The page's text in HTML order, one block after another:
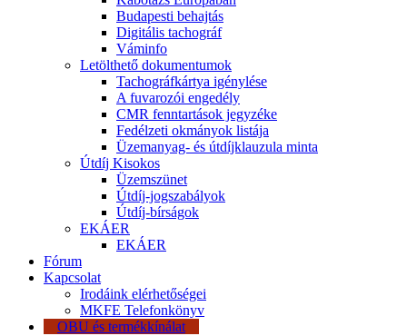
Budapesti behajtás
Digitális tachográf
Váminfo
Letölthető dokumentumok
Tachográfkártya igénylése
A fuvarozói engedély
CMR fenntartások jegyzéke
Fedélzeti okmányok listája
Üzemanyag- és útdíjklauzula minta
Útdíj Kisokos
Üzemszünet
Útdíj-jogszabályok
Útdíj-bírságok
EKÁER
EKÁER
Fórum
Kapcsolat
Irodáink elérhetőségei
MKFE Telefonkönyv
OBU és termékkínálat